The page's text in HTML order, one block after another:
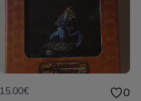
15.00€ 0